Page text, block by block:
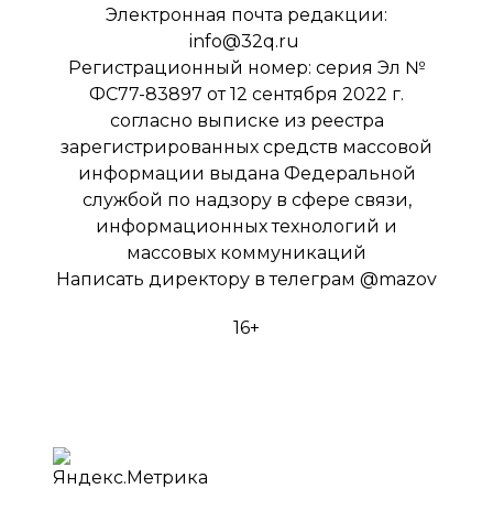
Электронная почта редакции:
info@32q.ru
Регистрационный номер: серия Эл №
ФС77-83897 от 12 сентября 2022 г.
согласно выписке из реестра
зарегистрированных средств массовой
информации выдана Федеральной
службой по надзору в сфере связи,
информационных технологий и
массовых коммуникаций
Написать директору в телеграм @mazov
16+